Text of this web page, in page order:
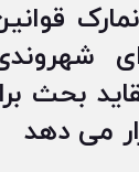
بحث
می دهد